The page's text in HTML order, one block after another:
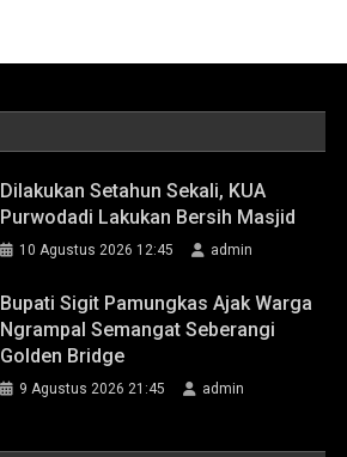
Dilakukan Setahun Sekali, KUA
Purwodadi Lakukan Bersih Masjid
10 Agustus 2026 12:45 admin
Bupati Sigit Pamungkas Ajak Warga
Ngrampal Semangat Seberangi
Golden Bridge
9 Agustus 2026 21:45 admin